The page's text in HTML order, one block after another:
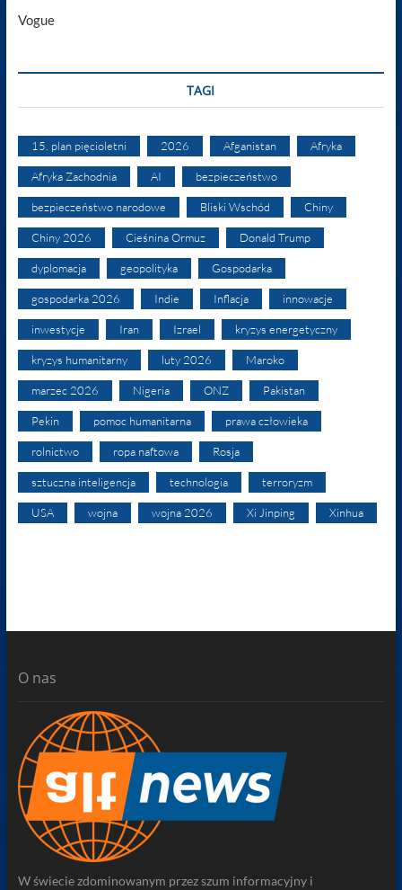
Vogue
TAGI
15. plan pięcioletni 2026 Afganistan Afryka
Afryka Zachodnia AI bezpieczeństwo
bezpieczeństwo narodowe Bliski Wschód Chiny
Chiny 2026 Cieśnina Ormuz Donald Trump
dyplomacja geopolityka Gospodarka
gospodarka 2026 Indie Inflacja innowacje
inwestycje Iran Izrael kryzys energetyczny
kryzys humanitarny luty 2026 Maroko
marzec 2026 Nigeria ONZ Pakistan
Pekin pomoc humanitarna prawa człowieka
rolnictwo ropa naftowa Rosja
sztuczna inteligencja technologia terroryzm
USA wojna wojna 2026 Xi Jinping Xinhua
O nas
W świecie zdominowanym przez szum informacyjny i